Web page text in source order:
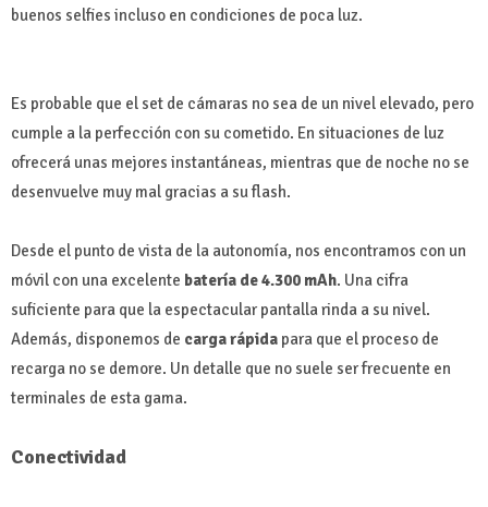
buenos selfies incluso en condiciones de poca luz.
Es probable que el set de cámaras no sea de un nivel elevado, pero
cumple a la perfección con su cometido. En situaciones de luz
ofrecerá unas mejores instantáneas, mientras que de noche no se
desenvuelve muy mal gracias a su flash.
Desde el punto de vista de la autonomía, nos encontramos con un
móvil con una excelente batería de 4.300 mAh. Una cifra
suficiente para que la espectacular pantalla rinda a su nivel.
Además, disponemos de carga rápida para que el proceso de
recarga no se demore. Un detalle que no suele ser frecuente en
terminales de esta gama.
Conectividad